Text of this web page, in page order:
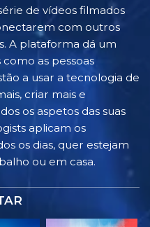
de vídeos filmados
com outros
A plataforma dá um
as pessoas
a usar a tecnologia de
criar mais e
os aspetos das suas
aplicam os
os dias, quer estejam
ou em casa.